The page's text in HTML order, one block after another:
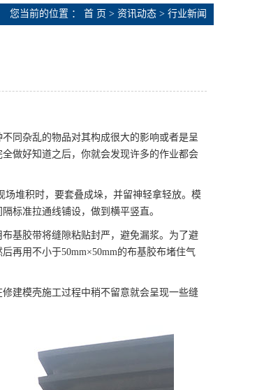
您当前的位置 ： 首 页 > 资讯动态 > 行业新闻
同杂乱的物品对其构成很大的影响或者是呈
做好知道之后，你就会发现许多的作业都会
堆积时，要套叠成垛，并留神轻拿轻放。模
标准拉通线铺设，做到横平竖直。
基胶带将缝隙粘贴封严，避免漏浆。为了避
再用不小于50mm×50mm的布基胶布堵住气
建模壳施工过程中稍不留意就会呈现一些缝